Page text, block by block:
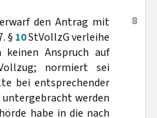
8
den Antrag mit
§ 10StVollzG verleihe
Anspruch auf
normiert sei
bei entsprechender
werden
habe in die nach